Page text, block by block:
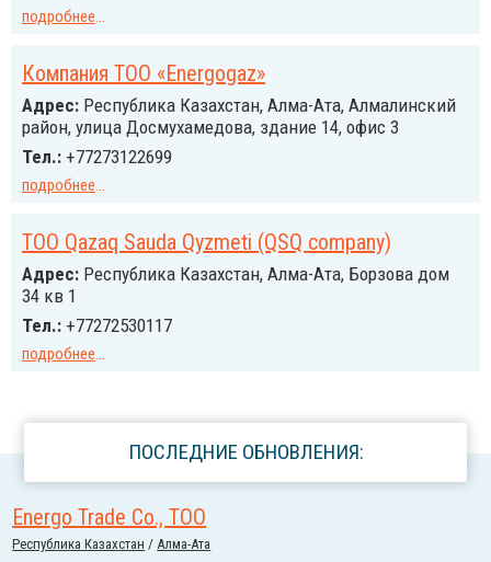
подробнее...
Компания ТОО «Energogaz»
Адрес: Республика Казахстан, Алма-Ата, Алмалинский
район, улица Досмухамедова, здание 14, офис 3
Тел.: +77273122699
подробнее...
ТОО Qazaq Sauda Qyzmeti (QSQ company)
Адрес: Республика Казахстан, Алма-Ата, Борзова дом
34 кв 1
Тел.: +77272530117
подробнее...
ПОСЛЕДНИЕ ОБНОВЛЕНИЯ:
Energo Trade Co., ТОО
Республика Казахстан /Алма-Ата